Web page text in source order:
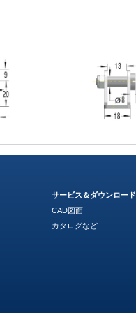
サービス＆ダウンロード
CAD図面
カタログなど